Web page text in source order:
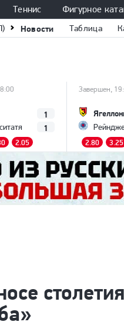
Теннис Фигурное
Новости Таблица
1
1
2.05
Завершен,
2.80 3.25